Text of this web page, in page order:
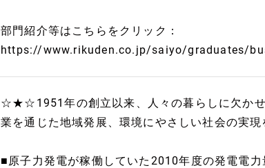
部門紹介等はこちらをクリック：
https://www.rikuden.co.jp/saiyo/graduates/
☆★☆1951年の創立以来、人々の暮らしに欠か
業を通じた地域発展、環境にやさしい社会の実
■原子力発電が稼働していた2010年度の発電電